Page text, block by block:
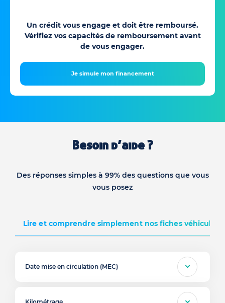
Un crédit vous engage et doit être remboursé.
Vérifiez vos capacités de remboursement avant
de vous engager.
Je simule mon financement
Besoin d’aide ?
Des réponses simples à 99% des questions que vous
vous posez
Lire et comprendre simplement nos fiches véhicules
Date mise en circulation (MEC)